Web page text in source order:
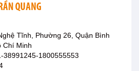
QUANG
Tĩnh, Phường 26, Quận Bình
Chí Minh
38991245-1800555553